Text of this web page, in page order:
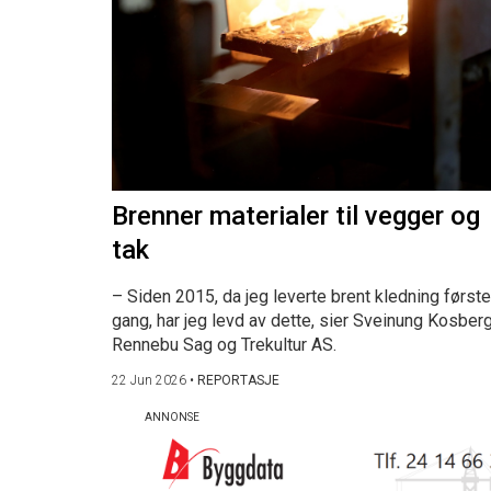
Brenner materialer til vegger og
tak
– Siden 2015, da jeg leverte brent kledning første
gang, har jeg levd av dette, sier Sveinung
Rennebu Sag og Trekultur AS.
22 Jun 2026 • REPORTASJE